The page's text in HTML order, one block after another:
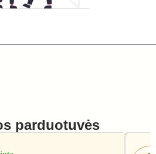
parduotuvės